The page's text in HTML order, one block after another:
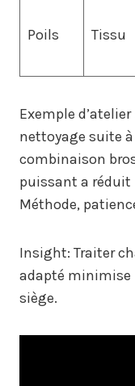
Poils Tissu
Exemple
nettoyage suite
combinaison
puissant a réduit
Méthode,
Insight: Traiter
adapté minimise
siège.